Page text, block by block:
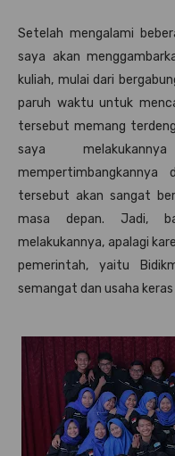
Setelah mengalami
saya akan
kuliah, mulai dari
paruh waktu untuk
tersebut memang
saya
tersebut akan sangat
masa depan. Jadi,
melakukannya, apalagi
pemerintah, yaitu
semangat dan usaha keras